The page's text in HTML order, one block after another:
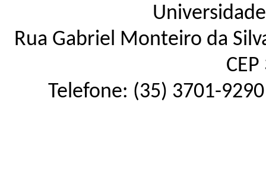
Rua Gabriel Monteiro da
Telefone: (35) 3701-